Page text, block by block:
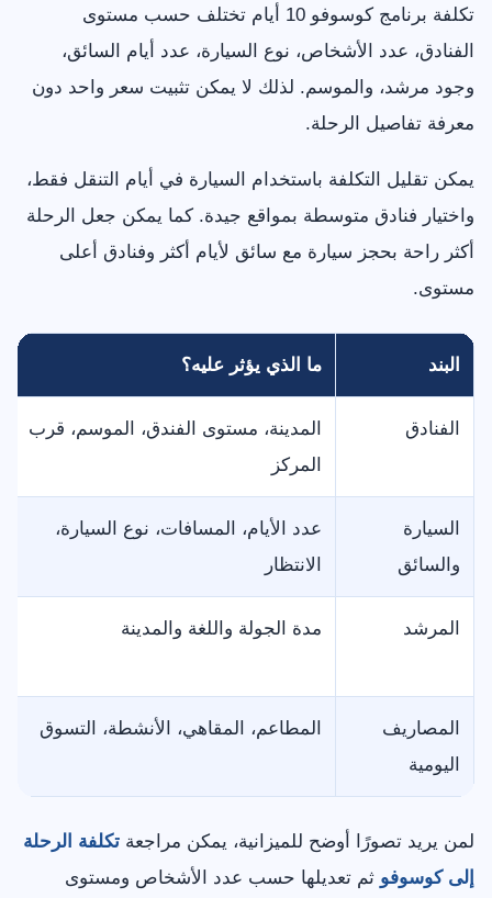
تكلفة برنامج كوسوفو 10 أيام تختلف حسب مستوى
الفنادق، عدد الأشخاص، نوع السيارة، عدد أيام السائق،
وجود مرشد، والموسم. لذلك لا يمكن تثبيت سعر واحد دون
معرفة تفاصيل الرحلة.
يمكن تقليل التكلفة باستخدام السيارة في أيام التنقل فقط،
واختيار فنادق متوسطة بمواقع جيدة. كما يمكن جعل الرحلة
أكثر راحة بحجز سيارة مع سائق لأيام أكثر وفنادق أعلى
مستوى.
البند ما الذي يؤثر عليه؟
الفنادق
المدينة، مستوى الفندق، الموسم، قرب
المركز
السيارة
والسائق
عدد الأيام، المسافات، نوع السيارة،
الانتظار
المرشد مدة الجولة واللغة والمدينة
المصاريف
اليومية
المطاعم، المقاهي، الأنشطة، التسوق
لمن يريد تصورًا أوضح للميزانية، يمكن مراجعة تكلفة الرحلة
إلى كوسوفو ثم تعديلها حسب عدد الأشخاص ومستوى